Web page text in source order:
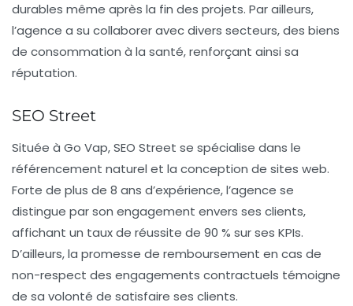
durables même après la fin des projets. Par ailleurs,
l’agence a su collaborer avec divers secteurs, des biens
de consommation à la santé, renforçant ainsi sa
réputation.
SEO Street
Située à Go Vap, SEO Street se spécialise dans le
référencement naturel et la conception de sites web.
Forte de plus de 8 ans d’expérience, l’agence se
distingue par son engagement envers ses clients,
affichant un taux de réussite de 90 % sur ses KPIs.
D’ailleurs, la promesse de remboursement en cas de
non-respect des engagements contractuels témoigne
de sa volonté de satisfaire ses clients.